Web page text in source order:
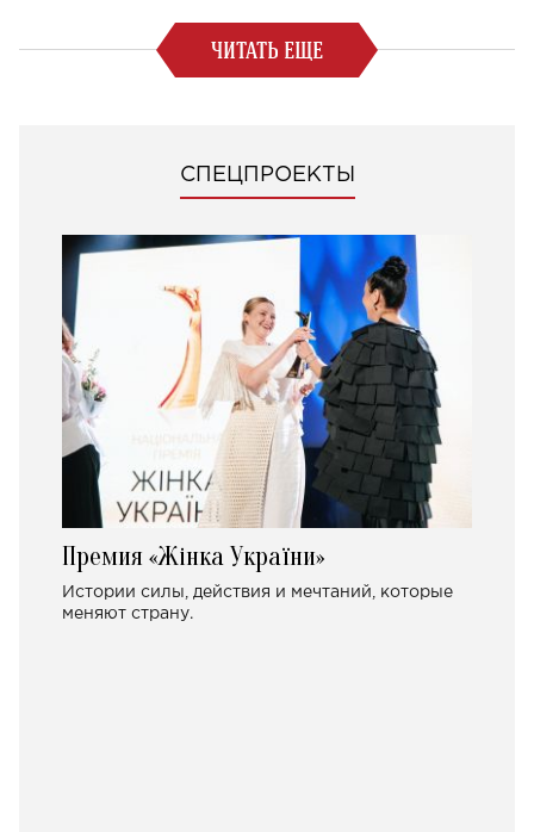
ЧИТАТЬ ЕЩЕ
СПЕЦПРОЕКТЫ
Премия «Жінка України»
Истории силы, действия и мечтаний, которые
меняют страну.